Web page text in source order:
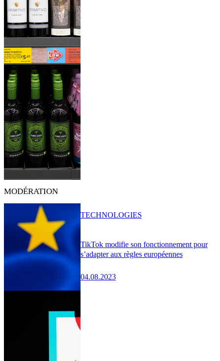
MODÉRATION
TikTok modifie son fonctionnement pour
s’adapter aux règles européennes
04.08.2023
TECHNOLOGIES